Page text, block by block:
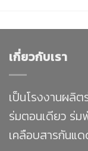
เกี่ยวกับเรา
เป็นโรงงานผลิ
ร่มตอนเดียว ร่ม
เคลือบสารกันแ